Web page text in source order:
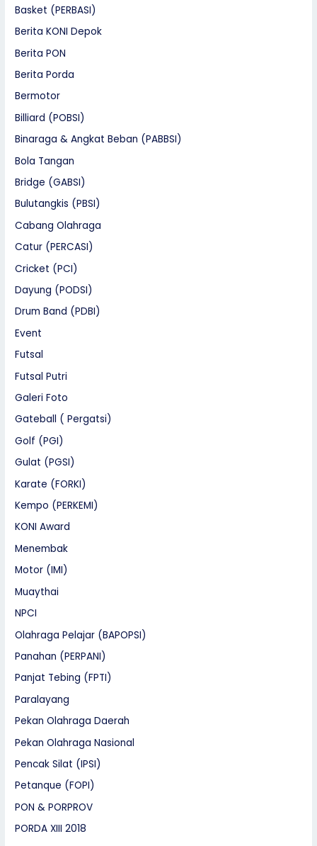
Basket (PERBASI)
Berita KONI Depok
Berita PON
Berita Porda
Bermotor
Billiard (POBSI)
Binaraga & Angkat Beban (PABBSI)
Bola Tangan
Bridge (GABSI)
Bulutangkis (PBSI)
Cabang Olahraga
Catur (PERCASI)
Cricket (PCI)
Dayung (PODSI)
Drum Band (PDBI)
Event
Futsal
Futsal Putri
Galeri Foto
Gateball ( Pergatsi)
Golf (PGI)
Gulat (PGSI)
Karate (FORKI)
Kempo (PERKEMI)
KONI Award
Menembak
Motor (IMI)
Muaythai
NPCI
Olahraga Pelajar (BAPOPSI)
Panahan (PERPANI)
Panjat Tebing (FPTI)
Paralayang
Pekan Olahraga Daerah
Pekan Olahraga Nasional
Pencak Silat (IPSI)
Petanque (FOPI)
PON & PORPROV
PORDA XIII 2018